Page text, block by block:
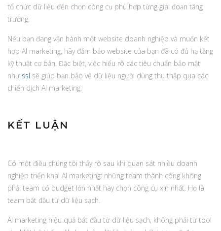
tổ chức dữ liệu đến chọn công cụ phù hợp từng giai đoạn tăng
trưởng.
Nếu bạn đang vận hành một website doanh nghiệp và muốn kết
hợp AI marketing, hãy đảm bảo website của bạn đã có đủ hạ tầng
kỹ thuật cơ bản. Đặc biệt, việc hiểu rõ các tiêu chuẩn bảo mật
như ssl sẽ giúp bạn bảo vệ dữ liệu người dùng thu thập qua các
chiến dịch AI marketing.
KẾT LUẬN
Có một điều chúng tôi thấy rõ sau khi quan sát nhiều doanh
nghiệp triển khai AI marketing: những team thành công không
phải team có budget lớn nhất hay chọn công cụ xịn nhất. Họ là
team bắt đầu từ dữ liệu sạch.
AI marketing hiệu quả bắt đầu từ dữ liệu sạch, không phải từ tool